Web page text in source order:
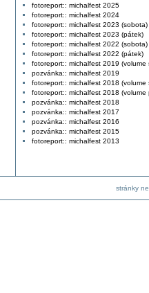
fotoreport:: michalfest 2025
fotoreport:: michalfest 2024
fotoreport:: michalfest 2023 (sobota)
fotoreport:: michalfest 2023 (pátek)
fotoreport:: michalfest 2022 (sobota)
fotoreport:: michalfest 2022 (pátek)
fotoreport:: michalfest 2019 (volume
pozvánka:: michalfest 2019
fotoreport:: michalfest 2018 (volume
fotoreport:: michalfest 2018 (volume
pozvánka:: michalfest 2018
pozvánka:: michalfest 2017
pozvánka:: michalfest 2016
pozvánka:: michalfest 2015
fotoreport:: michalfest 2013
stránky